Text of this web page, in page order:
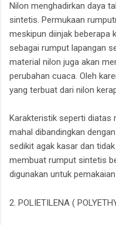
Nilon menghadirkan daya
sintetis. Permukaan
meskipun diinjak beberapa
sebagai rumput lapangan
material nilon juga akan
perubahan cuaca. Oleh
yang terbuat dari nilon
Karakteristik seperti diatas
mahal dibandingkan
sedikit agak kasar dan
membuat rumput sintetis
digunakan untuk
2. POLIETILENA (